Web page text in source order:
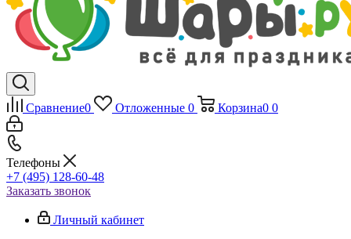
Сравнение0 Отложенные 0 Корзина0 0
Телефоны
+7 (495) 128-60-48
Заказать звонок
Личный кабинет